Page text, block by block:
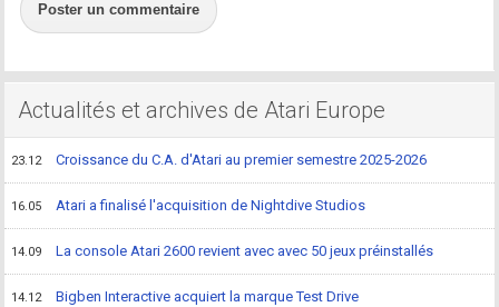
Poster un commentaire
Actualités et archives de Atari Europe
23.12 Croissance du C.A. d'Atari au premier semestre 2025-2026
16.05 Atari a finalisé l'acquisition de Nightdive Studios
14.09 La console Atari 2600 revient avec avec 50 jeux préinstallés
14.12 Bigben Interactive acquiert la marque Test Drive